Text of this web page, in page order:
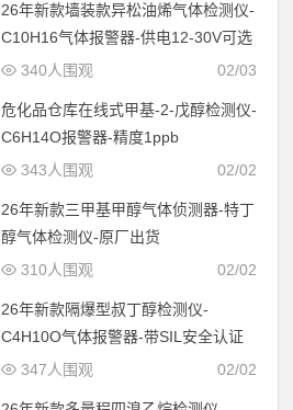
26年新款墙装款异松油烯气体检测仪-
C10H16气体报警器-供电12-30V可选
02/03
340人围观
危化品仓库在线式甲基-2-戊醇检测仪-
C6H14O报警器-精度1ppb
02/02
343人围观
26年新款三甲基甲醇气体侦测器-特丁
醇气体检测仪-原厂出货
02/02
310人围观
26年新款隔爆型叔丁醇检测仪-
C4H10O气体报警器-带SIL安全认证
02/02
347人围观